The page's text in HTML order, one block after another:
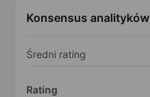
Konsensus analityków
Średni rating
Rating